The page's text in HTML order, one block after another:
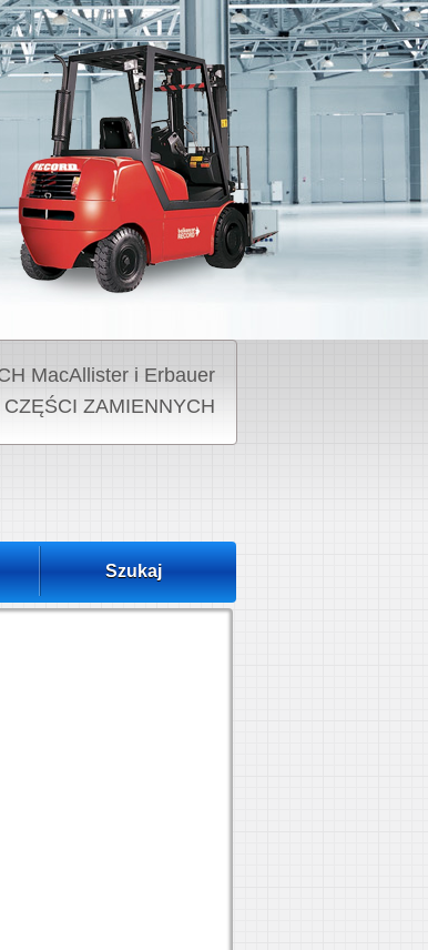
MacAllister i Erbauer
ZAMIENNYCH
Szukaj